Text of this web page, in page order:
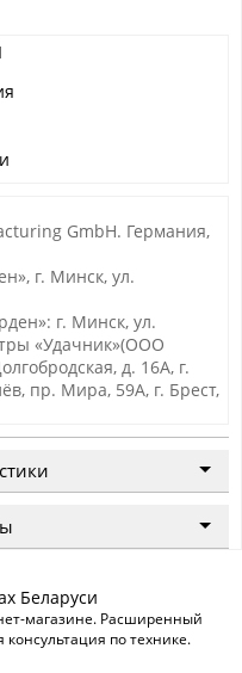
GmbH. Германия,
г. Минск, ул.
г. Минск, ул.
«Удачник»(ООО
д. 16А, г.
пр. Мира, 59А, г. Брест,
Беларуси
магазине. Расширенный
по технике.